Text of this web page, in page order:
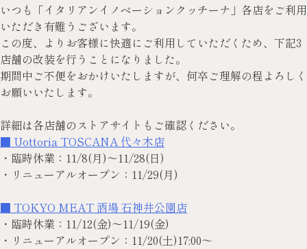
いつも「イタリアンイノベーションクッチーナ」各店をご利用
いただき有難うございます。
この度、よりお客様に快適にご利用していただくため、下記3
店舗の改装を行うことになりました。
期間中ご不便をおかけいたしますが、何卒ご理解の程よろしく
お願いいたします。
詳細は各店舗のストアサイトもご確認ください。
■ Uottoria TOSCANA 代々木店
・臨時休業：11/8(月)～11/28(日)
・リニューアルオープン：11/29(月)
■ TOKYO MEAT 酒場 石神井公園店
・臨時休業：11/12(金)～11/19(金)
・リニューアルオープン：11/20(土)17:00～